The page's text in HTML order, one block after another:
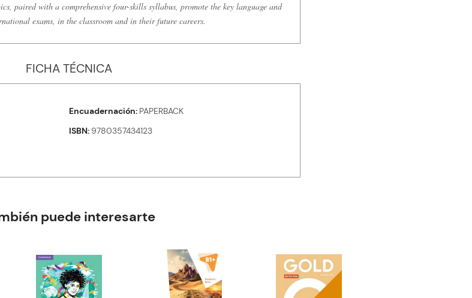
paired with a comprehensive four-skills syllabus, promote the key language and
exams, in the classroom and in their future careers.
FICHA TÉCNICA
Encuadernación PAPERBACK
ISBN 9780357434123
puede interesarte